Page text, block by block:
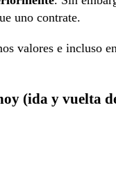
uno contrate.
valores e incluso
(ida y vuelta